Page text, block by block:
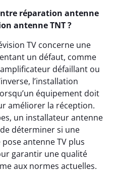
réparation antenne
antenne TNT ?
TV concerne une
un défaut, comme
défaillant ou
l’installation
équipement doit
améliorer la réception.
un installateur antenne
déterminer si une
antenne TV plus
garantir une qualité
aux normes actuelles.